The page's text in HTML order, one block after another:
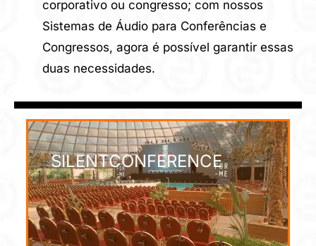
corporativo ou congresso; com nossos
Sistemas de Áudio para Conferências e
Congressos, agora é possível garantir essas
duas necessidades.
SILENTCONFERENCE